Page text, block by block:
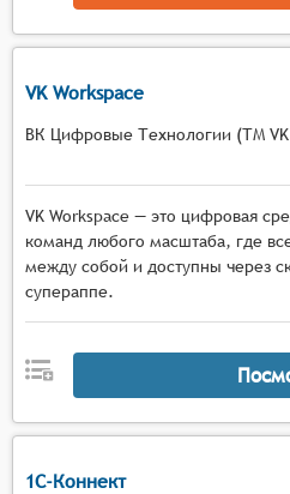
VK Workspace
ВК Цифровые Технологии (ТМ VK
VK Workspace — это цифровая
команд любого масштаба, где
между собой и доступны через
супераппе.
1С-Коннект